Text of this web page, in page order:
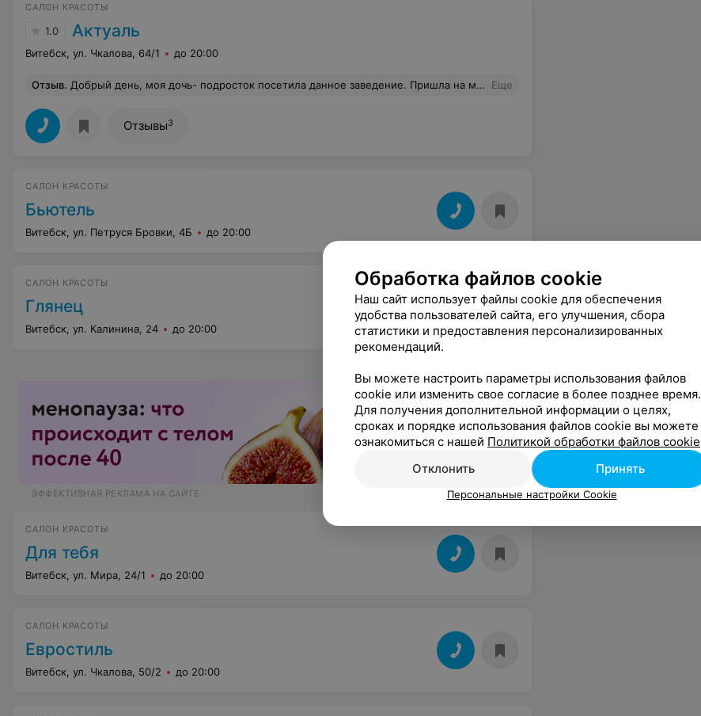
САЛОН КРАСОТЫ
1.0 Актуаль
Витебск, ул. Чкалова, 64/1 до 20:00
Отзыв. Добрый день, моя дочь- подросток посетила данное заведение. Пришла на маникюр с шиллаком. Т.к у нее уже было покрытие, то его необходимо было снять. Снимали его пилкой в течение полутора часов, дочь не единожды говорила, что ей больно, но девушка( не могу назвать ее мастером. Еще
Отзывы3
САЛОН КРАСОТЫ
Бьютель
Витебск, ул. Петруся Бровки, 4Б до 20:00
САЛОН КРАСОТЫ
Глянец
Витебск, ул. Калинина, 24 до 20:00
ЭФФЕКТИВНАЯ РЕКЛАМА НА САЙТЕ
САЛОН КРАСОТЫ
Для тебя
Витебск, ул. Мира, 24/1 до 20:00
САЛОН КРАСОТЫ
Евростиль
Витебск, ул. Чкалова, 50/2 до 20:00
Обработка файлов cookie
Наш сайт использует файлы cookie для обеспечения
удобства пользователей сайта, его улучшения, сбора
статистики и предоставления персонализированных
рекомендаций.
Вы можете настроить параметры использования файлов
cookie или изменить свое согласие в более позднее время.
Для получения дополнительной информации о целях,
сроках и порядке использования файлов cookie вы можете
ознакомиться с нашей Политикой обработки файлов cookie
Отклонить
Принять
Персональные настройки Cookie